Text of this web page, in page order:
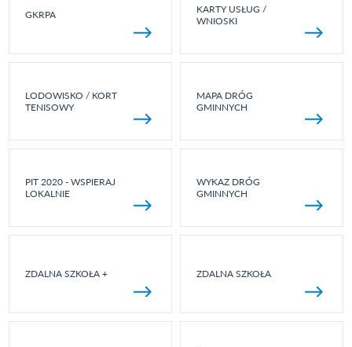
GKRPA
KARTY USŁUG /
WNIOSKI
LODOWISKO / KORT
TENISOWY
MAPA DRÓG
GMINNYCH
PIT 2020 - WSPIERAJ
LOKALNIE
WYKAZ DRÓG
GMINNYCH
ZDALNA SZKOŁA + ZDALNA SZKOŁA